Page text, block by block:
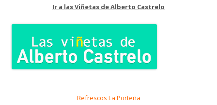
Ir a las Viñetas de Alberto Castrelo
Refrescos La Porteña